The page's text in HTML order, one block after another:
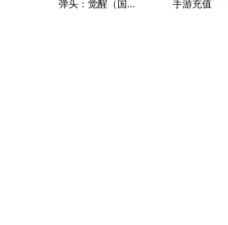
弹头：觉醒（国
手游充值